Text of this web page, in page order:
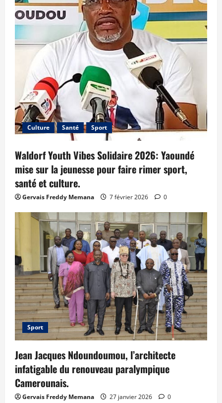
Culture Santé Sport
Waldorf Youth Vibes Solidaire 2026: Yaoundé
mise sur la jeunesse pour faire rimer sport,
santé et culture.
Gervais Freddy Memana 7 février 2026 0
Sport
Jean Jacques Ndoundoumou, l’architecte
infatigable du renouveau paralympique
Camerounais.
Gervais Freddy Memana 27 janvier 2026 0